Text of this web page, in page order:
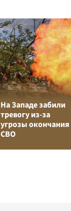
На Западе забили
тревогу из-за
угрозы окончания
СВО